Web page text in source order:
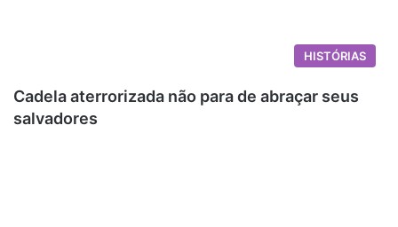
HISTÓRIAS
Cadela aterrorizada não para de abraçar seus
salvadores